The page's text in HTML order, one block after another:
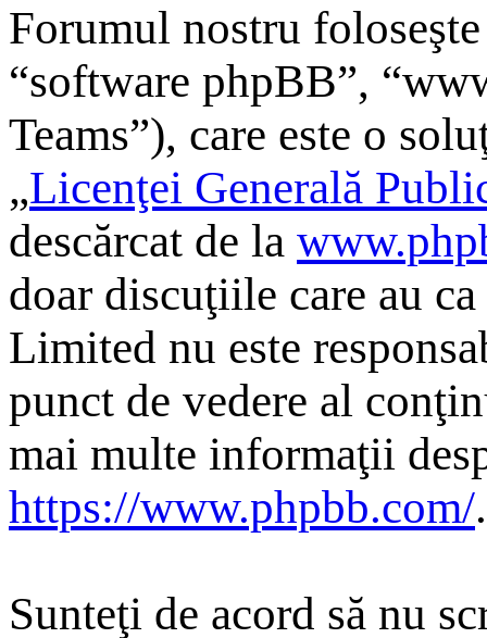
Forumul nostru
“software phpBB”,
Teams”), care este o
„Licenţei Generală
descărcat de la
doar discuţiile care au
Limited nu este
punct de vedere al
mai multe informaţii
https://www.phpbb.com/.
Sunteţi de acord să nu